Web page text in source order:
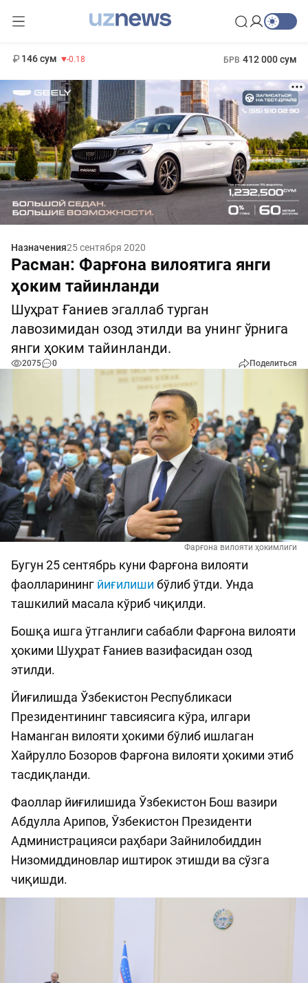
146 сум -0.18 БРВ 412 000 сум
Назначения25 сентября 2020
Расман: Фарғона вилоятига янги
ҳоким тайинланди
Шуҳрат Ғаниев эгаллаб турган
лавозимидан озод этилди ва унинг ўрнига
янги ҳоким тайинланди.
2075 0 Поделиться
Фарғона вилояти ҳокимлиги
Бугун 25 сентябрь куни Фарғона вилояти
фаолларининг йиғилиши бўлиб ўтди. Унда
ташкилий масала кўриб чиқилди.
Бошқа ишга ўтганлиги сабабли Фарғона вилояти
ҳокими Шуҳрат Ғаниев вазифасидан озод
этилди.
Йиғилишда Ўзбекистон Республикаси
Президентининг тавсиясига кўра, илгари
Наманган вилояти ҳокими бўлиб ишлаган
Хайрулло Бозоров Фарғона вилояти ҳокими этиб
тасдиқланди.
Фаоллар йиғилишида Ўзбекистон Бош вазири
Абдулла Арипов, Ўзбекистон Президенти
Администрацияси раҳбари Зайнилобиддин
Низомиддиновлар иштирок этишди ва сўзга
чиқишди.